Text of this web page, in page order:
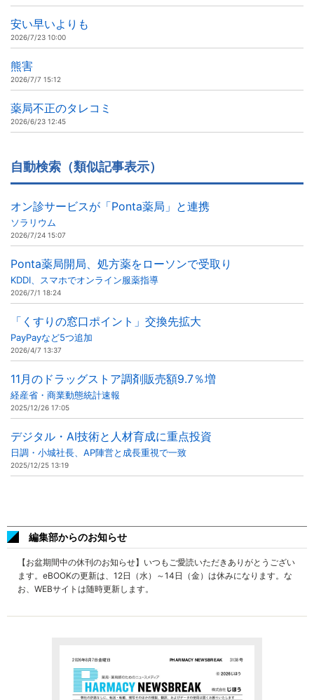
安い早いよりも
2026/7/23 10:00
熊害
2026/7/7 15:12
薬局不正のタレコミ
2026/6/23 12:45
自動検索（類似記事表示）
オン診サービスが「Ponta薬局」と連携
ソラリウム
2026/7/24 15:07
Ponta薬局開局、処方薬をローソンで受取り
KDDI、スマホでオンライン服薬指導
2026/7/1 18:24
「くすりの窓口ポイント」交換先拡大
PayPayなど5つ追加
2026/4/7 13:37
11月のドラッグストア調剤販売額9.7％増
経産省・商業動態統計速報
2025/12/26 17:05
デジタル・AI技術と人材育成に重点投資
日調・小城社長、AP陣営と成長重視で一致
2025/12/25 13:19
編集部からのお知らせ
【お盆期間中の休刊のお知らせ】いつもご愛読いただきありがとうござい
ます。eBOOKの更新は、12日（水）～14日（金）は休みになります。な
お、WEBサイトは随時更新します。